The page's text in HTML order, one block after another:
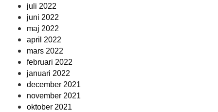
juli 2022
juni 2022
maj 2022
april 2022
mars 2022
februari 2022
januari 2022
december 2021
november 2021
oktober 2021